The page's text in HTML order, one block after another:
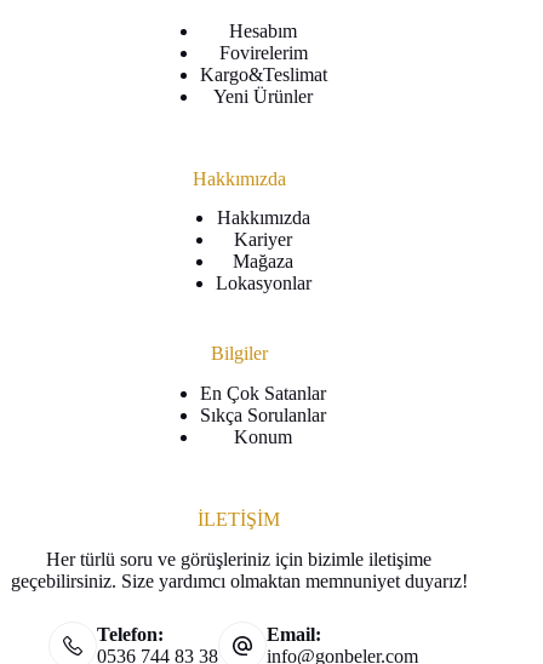
Hesabım
Fovirelerim
Kargo&Teslimat
Yeni Ürünler
Hakkımızda
Hakkımızda
Kariyer
Mağaza
Lokasyonlar
Bilgiler
En Çok Satanlar
Sıkça Sorulanlar
Konum
İLETİŞİM
Her türlü soru ve görüşleriniz için bizimle iletişime
geçebilirsiniz. Size yardımcı olmaktan memnuniyet duyarız!
Telefon:
0536 744 83 38
Email:
info@gonbeler.com